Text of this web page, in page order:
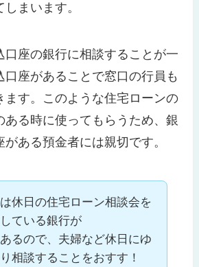
まいます。
口座の銀行に相談することが一
口座があることで窓口の行員も
ます。このような住宅ローンの
ある時に使ってもらうため、銀
ある預金者には親切です。
休日の住宅ローン相談会を
ている銀行が
るので、夫婦など休日にゆ
相談することをおすす！